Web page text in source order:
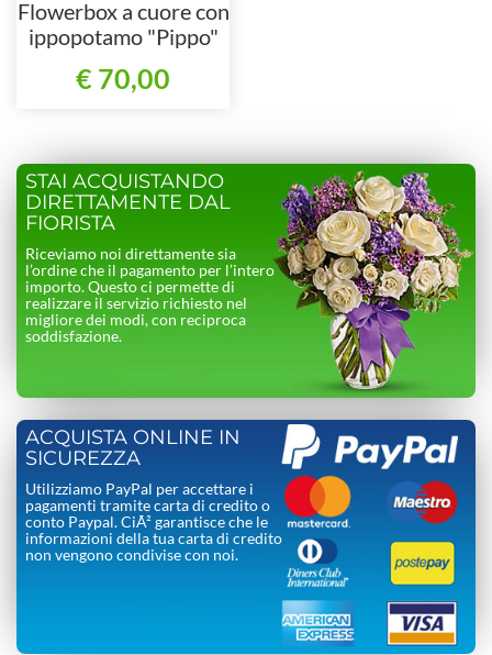
Flowerbox a cuore con
ippopotamo "Pippo"
€ 70,00
STAI ACQUISTANDO
DIRETTAMENTE DAL
FIORISTA
Riceviamo noi direttamente sia
l’ordine che il pagamento per l’intero
importo. Questo ci permette di
realizzare il servizio richiesto nel
migliore dei modi, con reciproca
soddisfazione.
ACQUISTA ONLINE IN
SICUREZZA
Utilizziamo PayPal per accettare i
pagamenti tramite carta di credito o
conto Paypal. CiÃ² garantisce che le
informazioni della tua carta di credito
non vengono condivise con noi.